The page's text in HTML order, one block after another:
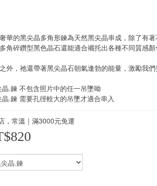
華的黑尖晶多角形鍊為天然黑尖晶串成，除了有
角碎鑽型黑色晶石還能適合襯托出各種不同質感
外，祂還帶著黑尖晶石朝氣逢勃的能量，激勵我
晶.鍊 不包含照片中的任一吊墜呦
晶.鍊 需要孔徑較大的吊墜才適合串入
，常溫｜滿3000元免運